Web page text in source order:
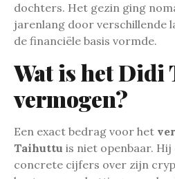
dochters. Het gezin ging
jarenlang door verschillende
de financiële basis vormde.
Wat is het Didi
vermogen?
Een exact bedrag voor het
Taihuttu is niet openbaar.
concrete cijfers over zijn